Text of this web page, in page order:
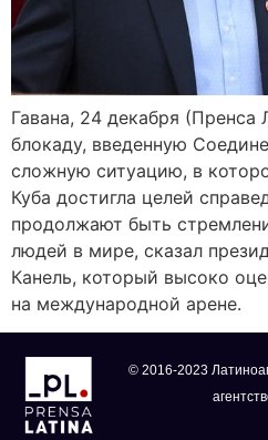
Гавана, 24 декабря (Пренса
блокаду, введенную
сложную ситуацию, в
Куба достигла целей
продолжают быть
людей в мире, сказал
Канель, который высоко
на международной арене.
© 2016-2023